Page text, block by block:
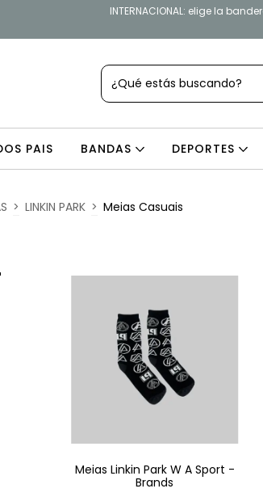
INTERNACIONAL: elige la
PAIS BANDAS DEPORTES
> LINKIN PARK > Meias Casuais
Meias Linkin Park W A Sport -
Brands